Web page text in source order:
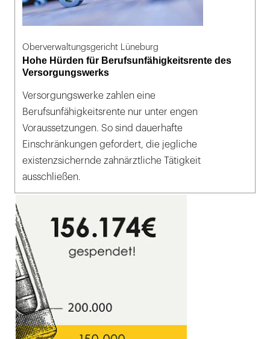
Oberverwaltungsgericht Lüneburg
Hohe Hürden für Berufsunfähigkeitsrente des
Versorgungswerks
Versorgungswerke zahlen eine
Berufsunfähigkeitsrente nur unter engen
Voraussetzungen. So sind dauerhafte
Einschränkungen gefordert, die jegliche
existenzsichernde zahnärztliche Tätigkeit
ausschließen.